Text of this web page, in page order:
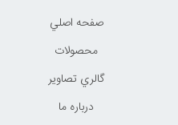
صفحه اصلي
محصولات
گالري تصاوير
درباره ما